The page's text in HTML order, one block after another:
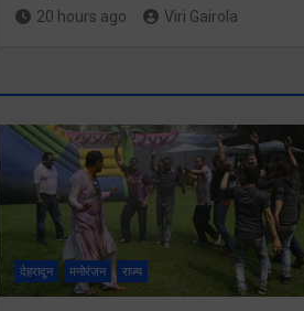
20 hours ago Viri Gairola
देहरादून मनोरंजन राज्य